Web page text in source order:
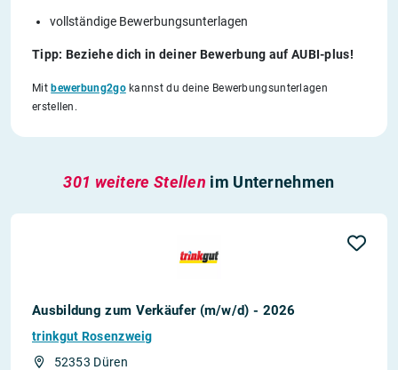
vollständige Bewerbungsunterlagen
Tipp: Beziehe dich in deiner Bewerbung auf AUBI-plus!
Mitbewerbung2gokannst du deine Bewerbungsunterlagen
erstellen.
301 weitere Stellen im Unternehmen
Ausbildung zum Verkäufer (m/w/d) - 2026
trinkgut Rosenzweig
52353 Düren